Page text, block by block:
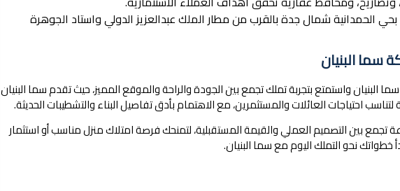
الحمدانية شمال جدة بالقرب من مطار الملك عبدالعزيز الدولي واستاد الجوهرة
البنيان
واستمتع بتجربة تملك تجمع بين الجودة والراحة والموقع المميز، حيث تقدم سما البنيان
احتياجات العائلات والمستثمرين، مع الاهتمام بأدق تفاصيل البناء والتشطيبات الحديثة.
تجمع بين التصميم العملي والقيمة المستقبلية، لتمنحك فرصة امتلاك منزل مناسب أو استثمار
نحو التملك اليوم مع سما البنيان.